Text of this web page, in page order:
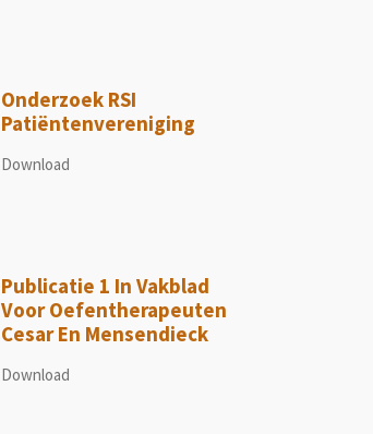
Onderzoek RSI
Patiëntenvereniging
Download
Publicatie 1 In Vakblad
Voor Oefentherapeuten
Cesar En Mensendieck
Download